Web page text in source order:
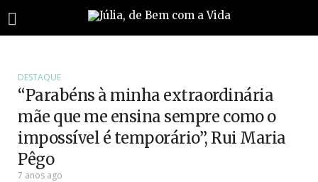
DESTAQUE
“Parabéns à minha extraordinária
mãe que me ensina sempre como o
impossível é temporário”, Rui Maria
Pêgo
7 anos ago